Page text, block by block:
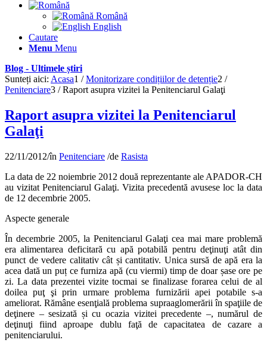
Română
English
Cautare
Menu Menu
Blog - Ultimele știri
Sunteți aici: Acasa1 / Monitorizare condițiilor de detenție2 /
Penitenciare3 / Raport asupra vizitei la Penitenciarul Galaţi
Raport asupra vizitei la Penitenciarul
Galaţi
22/11/2012/în Penitenciare /de Rasista
La data de 22 noiembrie 2012 două reprezentante ale APADOR-CH
au vizitat Penitenciarul Galaţi. Vizita precedentă avusese loc la data
de 12 decembrie 2005.
Aspecte generale
În decembrie 2005, la Penitenciarul Galaţi cea mai mare problemă
era alimentarea deficitară cu apă potabilă pentru deţinuţi atât din
punct de vedere calitativ cât și cantitativ. Unica sursă de apă era la
acea dată un puț ce furniza apă (cu viermi) timp de doar șase ore pe
zi. La data prezentei vizite tocmai se finalizase forarea celui de al
doilea puţ şi prin urmare problema furnizării apei potabile s-a
ameliorat. Rămâne esenţială problema supraaglomerării în spaţiile de
deţinere – sesizată și cu ocazia vizitei precedente –, numărul de
deţinuţi fiind aproape dublu faţă de capacitatea de cazare a
penitenciarului.